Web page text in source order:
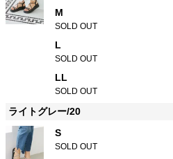
M
SOLD OUT
L
SOLD OUT
LL
SOLD OUT
ライトグレー/20
S
SOLD OUT